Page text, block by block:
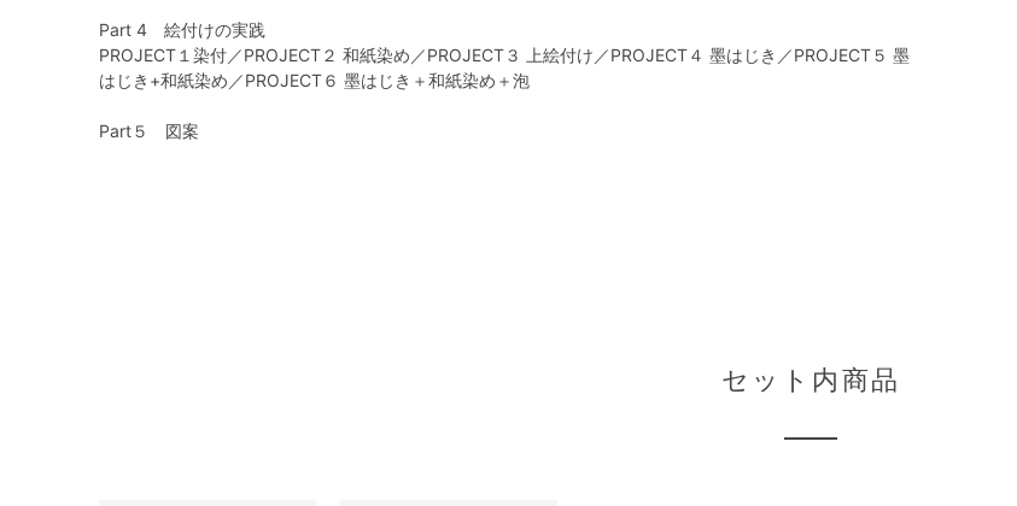
Part 4 絵付けの実践
PROJECT１染付／PROJECT２ 和紙染め／PROJECT３ 上絵付け／PROJECT４ 墨はじき／PROJECT５ 墨
はじき+和紙染め／PROJECT６ 墨はじき＋和紙染め＋泡
Part５ 図案
セット内商品